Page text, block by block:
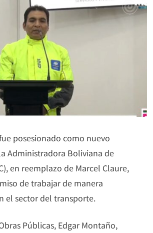
posesionado como nuevo
Administradora Boliviana de
en reemplazo de Marcel Claure,
de trabajar de manera
el sector del transporte.
Públicas, Edgar Montaño,